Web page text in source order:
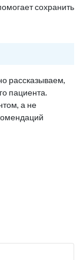
сохранить
рассказываем,
пациента.
а не